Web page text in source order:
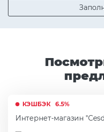
КЭШБЭК 6.5%
Интернет-магазин